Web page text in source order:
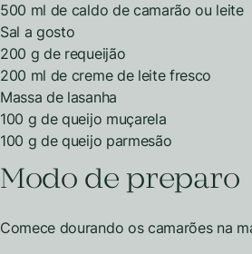
500 ml de caldo de camarão ou leite
Sal a gosto
200 g de requeijão
200 ml de creme de leite fresco
Massa de lasanha
100 g de queijo muçarela
100 g de queijo parmesão
Modo de preparo
Comece dourando os camarões na